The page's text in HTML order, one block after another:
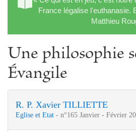
France légalise l'euthanasie.
Matthieu
Une philosophie
Évangile
R. P. Xavier TILLIETTE
Eglise et Etat - n°165 Janvier - Février